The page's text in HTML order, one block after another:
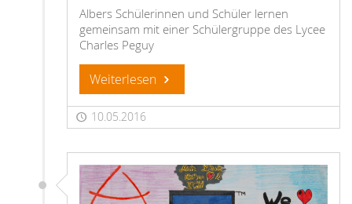
Albers Schülerinnen und Schüler lernen
gemeinsam mit einer Schülergruppe des Lycee
Charles Peguy
Weiterlesen
10.05.2016